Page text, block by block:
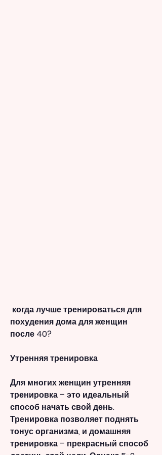
похудения дома для женщин
после 40?
Утренняя тренировка
Для многих женщин утренняя
тренировка – это идеальный
способ начать свой день.
Тренировка позволяет поднять
тонус организма, и домашняя
тренировка – прекрасный способ